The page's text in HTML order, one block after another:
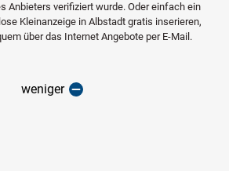
Anbieters verifiziert wurde. Oder einfach ein
Kleinanzeige in Albstadt gratis inserieren,
über das Internet Angebote per E-Mail.
weniger